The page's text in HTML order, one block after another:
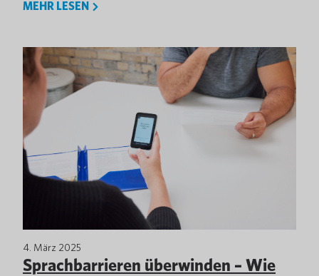
MEHR LESEN
4. März 2025
Sprachbarrieren überwinden – Wie